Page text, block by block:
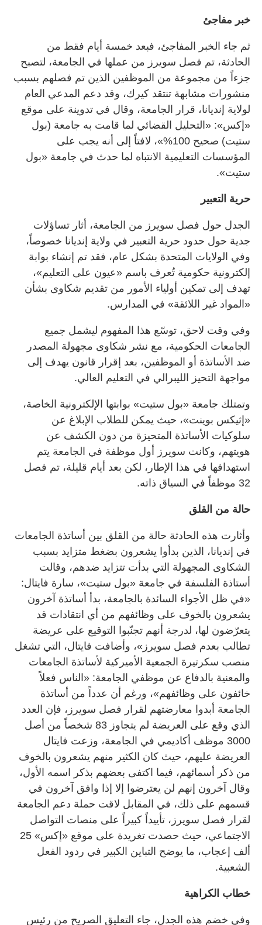
خبر مفاجئ
ثم جاء الخبر المفاجئ، فبعد خمسة أيام فقط من
الحادثة، تم فصل سويرز من عملها في الجامعة، لتصبح
جزءاً من مجموعة من الموظفين الذين تم فصلهم بسبب
منشورات مشابهة تنتقد كيرك، وقد دعم المدعي العام
لولاية إنديانا، قرار الجامعة، وقال في تدوينة على موقع
«إكس»: «التحليل القضائي لما قامت به جامعة (بول
ستيت) صحيح 100%»، لافتاً إلى أنه يجب على
المؤسسات التعليمية الانتباه لما حدث في جامعة «بول
ستيت».
حرية التعبير
الجدل حول فصل سويرز من الجامعة، أثار تساؤلات
جدية حول حدود حرية التعبير في ولاية إنديانا خصوصاً،
وفي الولايات المتحدة بشكل عام، فقد تم إنشاء بوابة
إلكترونية حكومية تُعرف باسم «عيون على التعليم»،
تهدف إلى تمكين أولياء الأمور من تقديم شكاوى بشأن
«المواد غير اللائقة» في المدارس.
وفي وقت لاحق، توسّع هذا المفهوم ليشمل جميع
الجامعات الحكومية، مع نشر شكاوى مجهولة المصدر
ضد الأساتذة أو الموظفين، بعد إقرار قانون يهدف إلى
مواجهة التحيز الليبرالي في التعليم العالي.
وتمتلك جامعة «بول ستيت» بوابتها الإلكترونية الخاصة،
«إثيكس بوينت»، حيث يمكن للطلاب الإبلاغ عن
سلوكيات الأساتذة المتحيزة من دون الكشف عن
هويتهم، وكانت سويرز أول موظفة في الجامعة يتم
استهدافها في هذا الإطار، لكن بعد أيام قليلة، تم فصل
32 موظفاً في السياق ذاته.
حالة من القلق
وأثارت هذه الحادثة حالة من القلق بين أساتذة الجامعات
في إنديانا، الذين بدأوا يشعرون بضغط متزايد بسبب
الشكاوى المجهولة التي بدأت تتزايد ضدهم، وقالت
أستاذة الفلسفة في جامعة «بول ستيت»، سارة فايتال:
«في ظل الأجواء السائدة بالجامعة، بدأ أساتذة آخرون
يشعرون بالخوف على وظائفهم من أي انتقادات قد
يتعرّضون لها، لدرجة أنهم تجنّبوا التوقيع على عريضة
تطالب بعدم فصل سويرز»، وأضافت فايتال، التي تشغل
منصب سكرتيرة الجمعية الأميركية لأساتذة الجامعات
والمعنية بالدفاع عن موظفي الجامعة: «الناس فعلاً
خائفون على وظائفهم»، ورغم أن عدداً من أساتذة
الجامعة أبدوا معارضتهم لقرار فصل سويرز، فإن العدد
الذي وقع على العريضة لم يتجاوز 83 شخصاً من أصل
3000 موظف أكاديمي في الجامعة، وزعت فايتال
العريضة عليهم، حيث كان الكثير منهم يشعرون بالخوف
من ذكر أسمائهم، فيما اكتفى بعضهم بذكر اسمه الأول،
وقال آخرون إنهم لن يعترضوا إلا إذا وافق آخرون في
قسمهم على ذلك، في المقابل لاقت حملة دعم الجامعة
لقرار فصل سويرز، تأييداً كبيراً على منصات التواصل
الاجتماعي، حيث حصدت تغريدة على موقع «إكس» 25
ألف إعجاب، ما يوضح التباين الكبير في ردود الفعل
الشعبية.
خطاب الكراهية
وفي خضم هذه الجدل، جاء التعليق الصريح من رئيس